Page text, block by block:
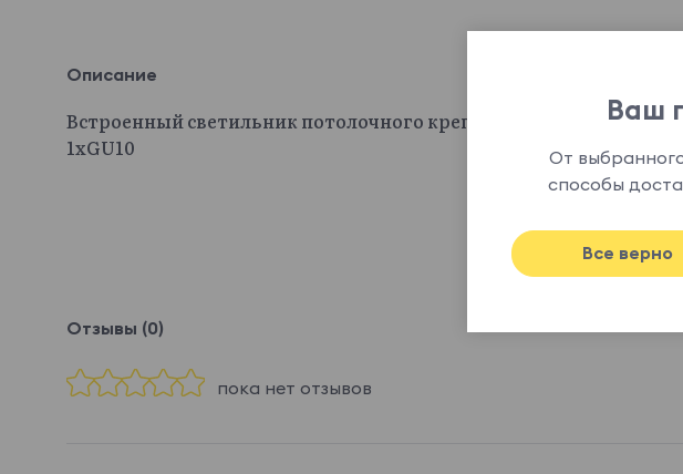
Описание
Встроенный светильник потолочного крепления, цвет белый,
1хGU10
Отзывы (0)
пока нет отзывов
Ваш
От
способы
Все верно